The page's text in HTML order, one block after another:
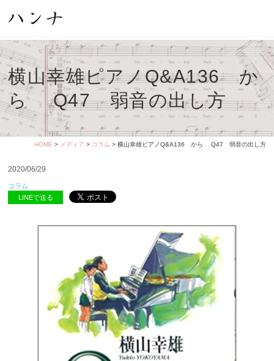
横山幸雄ピアノQ&A136 か
ら Q47 弱音の出し方
HOME > メディア > コラム > 横山幸雄ピアノQ&A136 から Q47 弱音の出し方
2020/06/29
コラム
LINEで送る